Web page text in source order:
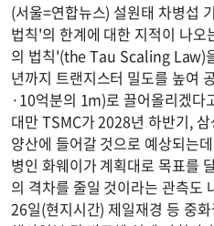
(서울=연합뉴스) 설원태 차병섭
법칙'의 한계에 대한 지적이 나
의 법칙'(the Tau Scaling Law)
년까지 트랜지스터 밀도를 높여
·10억분의 1m)로 끌어올리겠다
대만 TSMC가 2028년 하반기,
양산에 들어갈 것으로 예상되는
병인 화웨이가 계획대로 목표를
의 격차를 줄일 것이라는 관측도
26일(현지시간) 제일재경 등 중